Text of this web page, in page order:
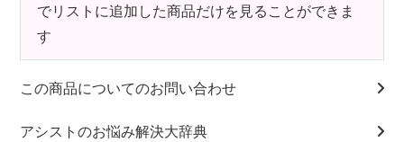
でリストに追加した商品だけを見ることができま
す
この商品についてのお問い合わせ
アシストのお悩み解決大辞典